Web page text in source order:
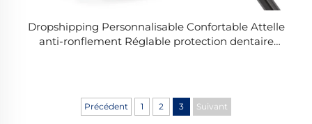
Dropshipping Personnalisable Confortable Attelle
anti-ronflement Réglable protection dentaire
Précédent 1 2 3 Suivant